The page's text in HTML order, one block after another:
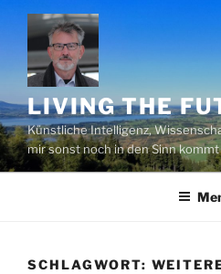
Zum
Inhalt
springen
LIVING THE
Künstliche Intelligenz,
mir sonst noch in den Sinn kommt
SCHLAGWORT: